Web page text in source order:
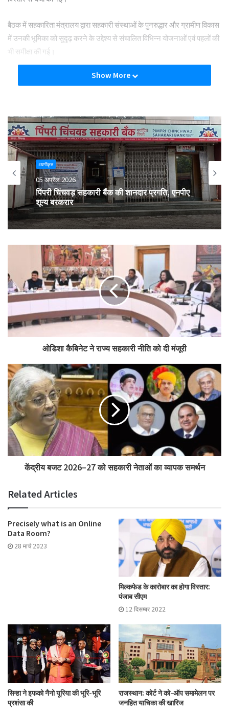
बैठक में सहकारिता मंत्रालय द्वारा सहकारी संस्थाओं के पुनरुद्धार और ग्रामीण विकास
में उनकी भूमिका को सुदृढ़ करने के उद्देश्य से संचालित विभिन्न योजनाओं एवं पहलों की
भी समीक्षा की गई।
cooperative Deoria
Show More
अवर्गीकृत
05 अप्रैल 2026
पिंपरी चिंचवड़ सहकारी बैंक की शानदार प्रगति, एनपीए
शून्य बरकरार
ओडिशा कैबिनेट ने राज्य सहकारी नीति को दी मंजूरी
केंद्रीय बजट 2026–27 को सहकारी नेताओं का व्यापक समर्थन
Related Articles
Precisely what is an Online
Data Room?
28 मार्च 2023
मिल्कफेड के कारोबार का होगा विस्तार:
पंजाब सीएम
12 दिसम्बर 2022
सिन्हा ने इफको नैनो यूरिया की भूरि-भूरि
प्रशंसा की
राजस्थान: कोर्ट ने को-ऑप समामेलन पर
जनहित याचिका की खारिज